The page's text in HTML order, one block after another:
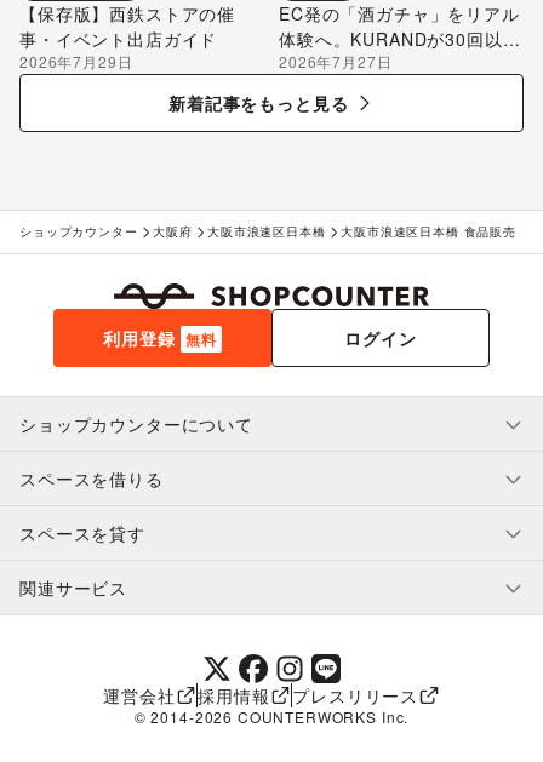
【保存版】西鉄ストアの催
事・イベント出店ガイド
2026年7月29日
EC発の「酒ガチャ」をリアル
体験へ。KURANDが30回以上
のポップアップ出店で届け
る“新しいお酒との出会い”
2026年7月27日
新着記事をもっと見る
ショップカウンター 大阪府 大阪市浪速区日本橋 大阪市浪速区日本橋 食品販売
利用登録 無料 ログイン
ショップカウンターについて
利用規約・ガイドライン
特定商取引法に基づく表示
補償プログラム
スペースを借りる
スペースを借りたい人へ
ユーザー利用規約
提携パートナー
スペースを貸す
スペースを貸したい方へ
オーナー利用規約
関連サービス
SHOPCOUNTER MAGAZINE
ショップカウンターエンタープライズ
ショップカウンター常設
運営会社 採用情報 プレスリリース
© 2014-2026 COUNTERWORKS Inc.